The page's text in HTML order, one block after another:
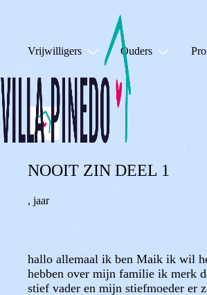
Vrijwilligers Ouders
NOOIT ZIN DEEL 1
, jaar
hallo allemaal ik ben Maik ik wil
hebben over mijn familie ik merk
stief vader en mijn stiefmoeder er